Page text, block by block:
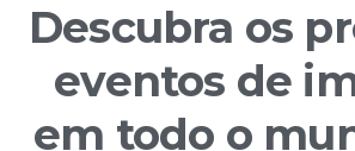
Descubra os
eventos de
em todo o